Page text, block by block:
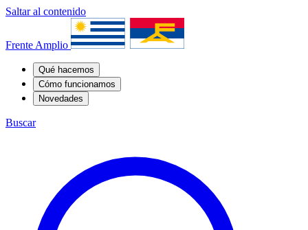
Saltar al contenido
Frente Amplio
Qué hacemos
Cómo funcionamos
Novedades
Buscar